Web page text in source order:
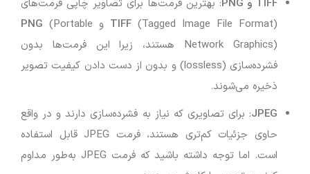
TIFF و PNG
: بهترین فرمت‌ها برای تصاویر چاپی فرمت‌های
TIFF (Tagged Image File Format) و PNG (Portable
Network Graphics) هستند، زیرا این فرمت‌ها بدون
فشرده‌سازی (lossless) و بدون از دست دادن کیفیت تصویر
ذخیره می‌شوند.
JPEG: برای تصاویری که نیاز به فشرده‌سازی دارند و در واقع
حاوی جزئیات کم‌تری هستند، فرمت JPEG قابل استفاده
است. اما توجه داشته باشید که فرمت JPEG به‌طور مداوم